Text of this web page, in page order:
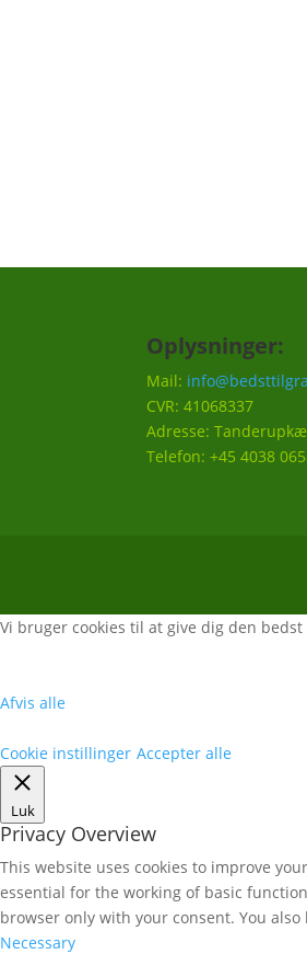
Oplysninger:
Mail:
CVR: 41068337
Adresse:
Telefon: +45 4038
Vi bruger cookies til at give dig den
Afvis alle
Cookie instillinger Accepter alle
Luk
Privacy Overview
This website uses cookies to improve
essential for the working of basic
browser only with your consent. You
Necessary